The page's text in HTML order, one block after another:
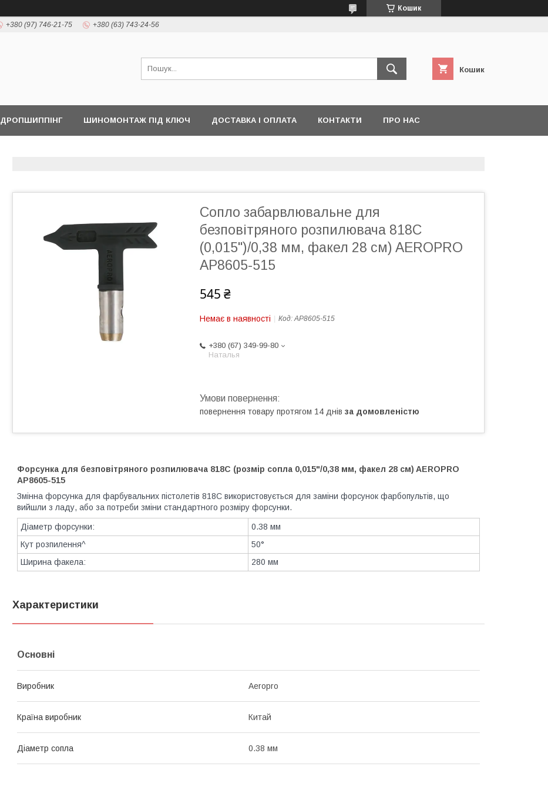
Кошик
+380 (97) 746-21-75 +380 (63) 743-24-56
Кошик
ДРОПШИППІНГ ШИНОМОНТАЖ ПІД КЛЮЧ ДОСТАВКА І ОПЛАТА КОНТАКТИ ПРО НАС
Сопло забарвлювальне для
безповітряного розпилювача 818C
(0,015")/0,38 мм, факел 28 см) AEROPRO
AP8605-515
545 ₴
Немає в наявності Код:AP8605-515
+380 (67) 349-99-80
Наталья
повернення товару протягом 14 днів за домовленістю
Форсунка для безповітряного розпилювача 818C (розмір сопла 0,015"/0,38 мм, факел 28 см) AEROPRO
AP8605-515
Змінна форсунка для фарбувальних пістолетів 818С використовується для заміни форсунок фарбопультів, що
вийшли з ладу, або за потреби зміни стандартного розміру форсунки.
Діаметр форсунки:
0.38 мм
Кут розпилення^
50°
Ширина факела:
280 мм
Характеристики
Основні
Виробник Aeropro
Країна виробник Китай
Діаметр сопла 0.38 мм